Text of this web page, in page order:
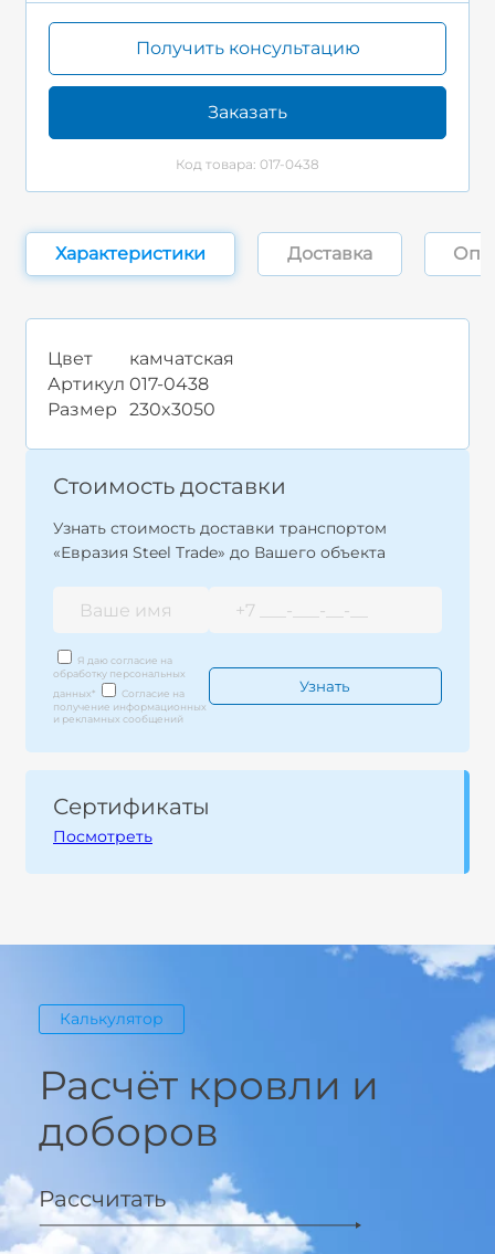
Получить консультацию
Заказать
Код товара: 017-0438
Характеристики Доставка
Цвет
камчатская
Артикул 017-0438
Размер
230x3050
Стоимость доставки
Узнать стоимость доставки транспортом
«Евразия Steel Trade» до Вашего объекта
Я даю согласие на
обработку персональных
данных*
Согласие на
получение информационных
и рекламных сообщений
Сертификаты
Посмотреть
Калькулятор
Расчёт кровли и
доборов
Рассчитать